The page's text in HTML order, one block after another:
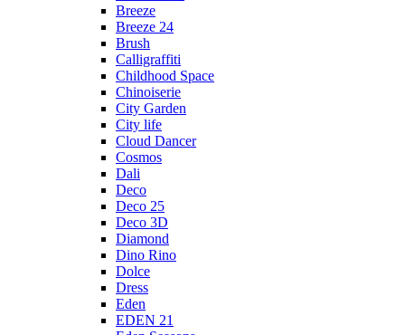
Breeze
Breeze 24
Brush
Calligraffiti
Childhood Space
Chinoiserie
City Garden
City life
Cloud Dancer
Cosmos
Dali
Deco
Deco 25
Deco 3D
Diamond
Dino Rino
Dolce
Dress
Eden
EDEN 21